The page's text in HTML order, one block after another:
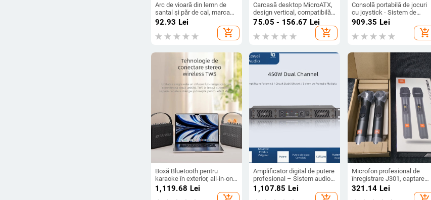
Arc de vioară din lemn de
santal și păr de cal, marca
Long Jump, destinat
instrumentelor muzicale
92.93 Lei
add_shopping_cart
Carcasă desktop MicroATX,
design vertical, compatibilă
cu plăci MicroATX, USB 2.0
frontal, fără sursă standard
75.05 - 156.67 Lei
add_shopping_cart
Consolă portabilă de jocuri
cu joystick - Sistem de
operare Linux, interfață
wireless, MP4 player, stil
909.35 Lei
add_shopping_cart
Boxă Bluetooth pentru
karaoke în exterior, all-in-one
cu baterie încorporată, 75W,
răspuns în frecvență 100Hz-
1,119.68 Lei
Amplificator digital de putere
profesional – Sistem audio
de scenă cu două canale
pentru acasă, spectacole și
1,107.85 Lei
Microfon profesional de
înregistrare J301, captare
cardioid, cu fir, SNR ≥75 dB,
321.14 Lei